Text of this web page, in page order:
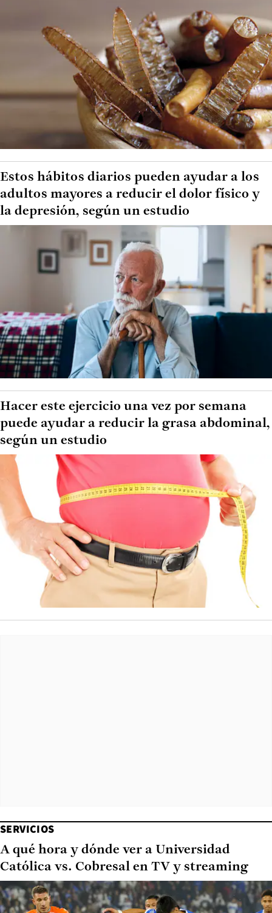
Estos hábitos diarios pueden ayudar a los
adultos mayores a reducir el dolor físico y
la depresión, según un estudio
Hacer este ejercicio una vez por semana
puede ayudar a reducir la grasa abdominal,
según un estudio
SERVICIOS
A qué hora y dónde ver a Universidad
Católica vs. Cobresal en TV y streaming